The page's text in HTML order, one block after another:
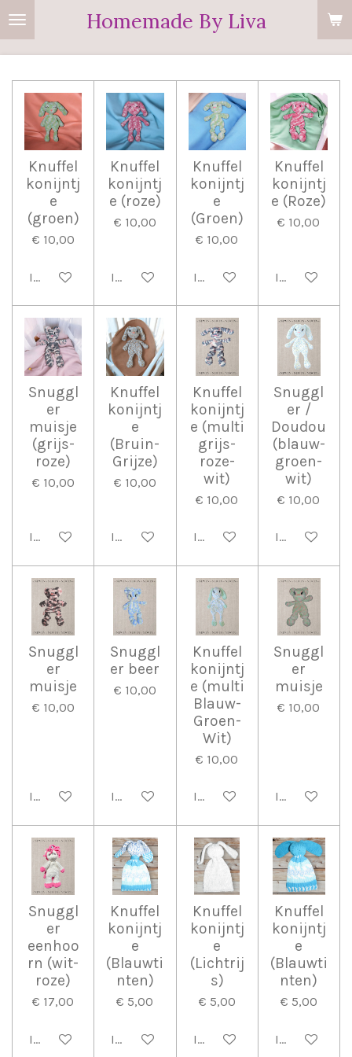
Ga
direct
de
hoofdinhoud
Homemade By Liva
Knuffel
konijntj
e
(groen)
€ 10,00
In winkelwagen
Knuffel
konijntj
e (roze)
€ 10,00
In winkelwagen
Knuffel
konijntj
e
(Groen)
€ 10,00
In winkelwagen
Knuffel
konijntj
e (Roze)
€ 10,00
In
Snuggl
er
muisje
(grijs-
roze)
€ 10,00
In winkelwagen
Knuffel
konijntj
e
(Bruin-
Grijze)
€ 10,00
In winkelwagen
Knuffel
konijntj
e (multi
grijs-
roze-
wit)
€ 10,00
In winkelwagen
Snuggl
er /
Doudou
(blauw-
groen-
wit)
€ 10,00
In
Snuggl
er
muisje
€ 10,00
In winkelwagen
Snuggl
er beer
€ 10,00
In winkelwagen
Knuffel
konijntj
e (multi
Blauw-
Groen-
Wit)
€ 10,00
In winkelwagen
Snuggl
er
muisje
€ 10,00
In
Snuggl
er
eenhoo
rn (wit-
roze)
€ 17,00
In winkelwagen
Knuffel
konijntj
e
(Blauwti
nten)
€ 5,00
In winkelwagen
Knuffel
konijntj
e
(Lichtrij
s)
€ 5,00
In winkelwagen
Knuffel
konijntj
e
(Blauwti
nten)
€ 5,00
In